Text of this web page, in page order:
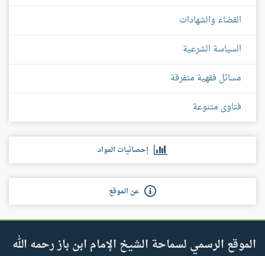
القضاء والشهادات
السياسة الشرعية
مسائل فقهية متفرقة
فتاوى متنوعة
إحصائيات المواد
عن الموقع
الموقع الرسمي لسماحة الشيخ الإمام ابن باز رحمه الله